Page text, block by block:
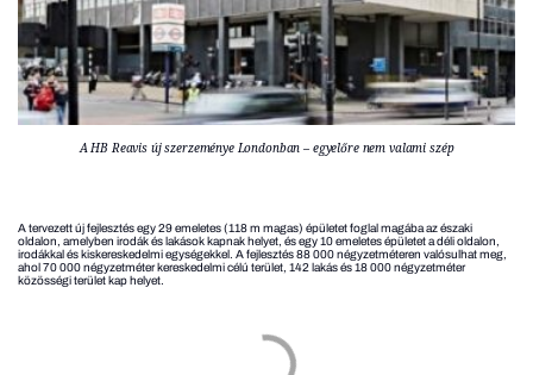
A HB Reavis új szerzeménye Londonban – egyelőre nem valami szép
A tervezett új fejlesztés egy 29 emeletes (118 m magas) épületet foglal magába az északi
oldalon, amelyben irodák és lakások kapnak helyet, és egy 10 emeletes épületet a déli oldalon,
irodákkal és kiskereskedelmi egységekkel. A fejlesztés 88 000 négyzetméteren valósulhat meg,
ahol 70 000 négyzetméter kereskedelmi célú terület, 142 lakás és 18 000 négyzetméter
közösségi terület kap helyet.